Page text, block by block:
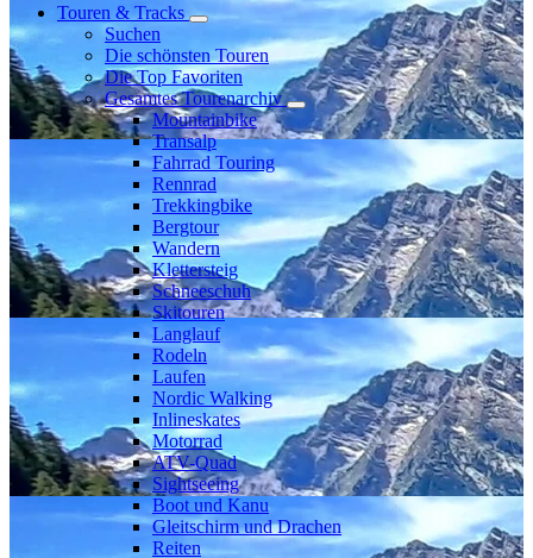
Touren & Tracks
Suchen
Die schönsten Touren
Die Top Favoriten
Gesamtes Tourenarchiv
Mountainbike
Transalp
Fahrrad Touring
Rennrad
Trekkingbike
Bergtour
Wandern
Klettersteig
Schneeschuh
Skitouren
Langlauf
Rodeln
Laufen
Nordic Walking
Inlineskates
Motorrad
ATV-Quad
Sightseeing
Boot und Kanu
Gleitschirm und Drachen
Reiten